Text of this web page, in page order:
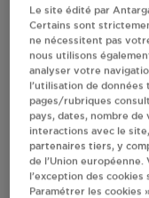
RECEVOIR
Le site édité par
Certains sont
ne nécessitent pas
nous utilisons
analyser votre
l’utilisation de données
pages/rubriques
pays, dates, nombre
interactions avec le
partenaires tiers, y
de l’Union
l’exception des
Paramétrer les cookies